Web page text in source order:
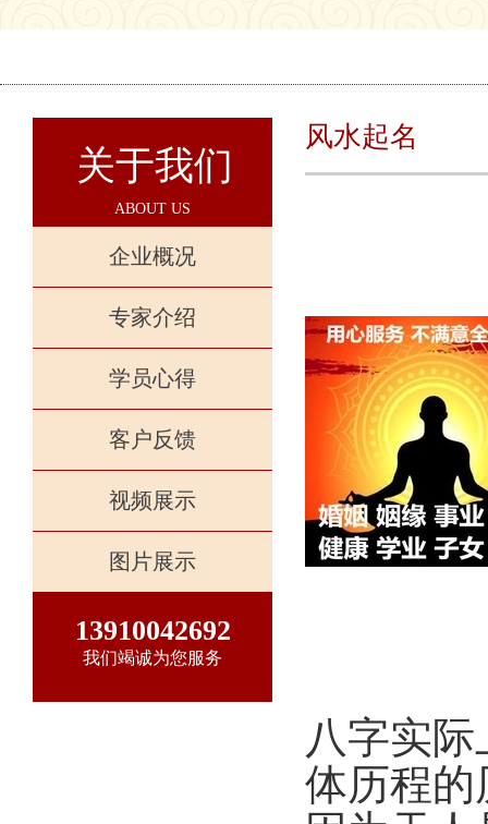
关于我们
ABOUT US
企业概况
专家介绍
学员心得
客户反馈
视频展示
图片展示
13910042692
我们竭诚为您服务
风水起名
八字实
体历程的